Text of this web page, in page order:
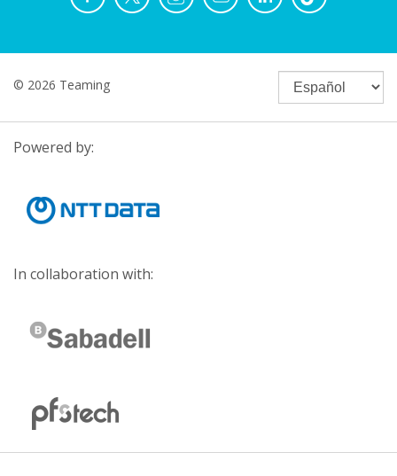
© 2026 Teaming
Powered by:
In collaboration with: